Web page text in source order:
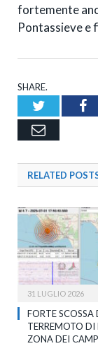
fortemente
Pontassieve e
SHARE.
Twitter
Email
RELATED
31 LUGLIO 2026
FORTE SCOSSA
TERREMOTO
ZONA DEI